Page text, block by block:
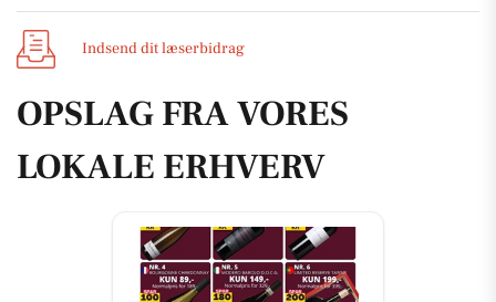
Indsend dit læserbidrag
OPSLAG FRA VORES
LOKALE ERHVERV